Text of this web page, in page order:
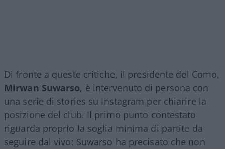
Di fronte a queste critiche, il presidente del Como,
Mirwan Suwarso, è intervenuto di persona con
una serie di stories su Instagram per chiarire la
posizione del club. Il primo punto contestato
riguarda proprio la soglia minima di partite da
seguire dal vivo: Suwarso ha precisato che non